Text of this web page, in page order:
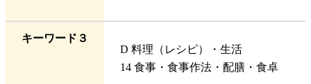
キーワード３
D 料理（レシピ）・生活
14 食事・食事作法・配膳・食卓